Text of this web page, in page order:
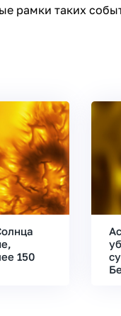
рамки таких
150